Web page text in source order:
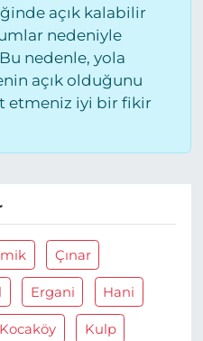
açık kalabilir
nedeniyle
nedenle, yola
açık olduğunu
etmeniz iyi bir fikir
Çınar
Ergani Hani
Kocaköy Kulp